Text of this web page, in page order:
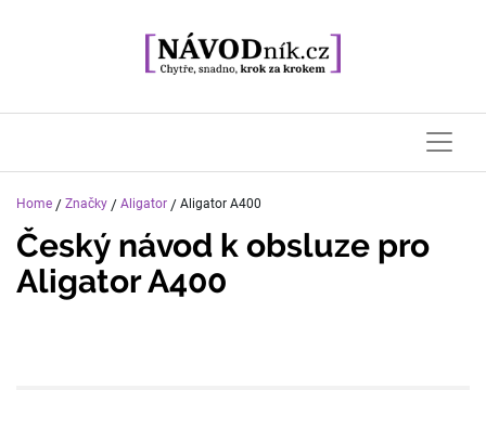
Home / Značky / Aligator / Aligator A400
Český návod k obsluze pro
Aligator A400